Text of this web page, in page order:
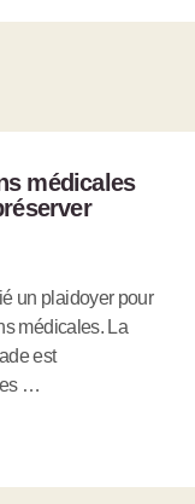
médicales
un plaidoyer pour
médicales. La
est
…